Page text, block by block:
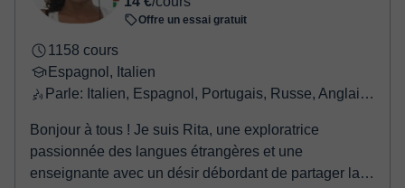
Offre un essai gratuit
1158 cours
Espagnol, Italien
Parle: Italien, Espagnol, Portugais, Russe, Anglais, Français
Bonjour à tous ! Je suis Rita, une exploratrice
passionnée des langues étrangères et une
enseignante avec un désir débordant de partager la